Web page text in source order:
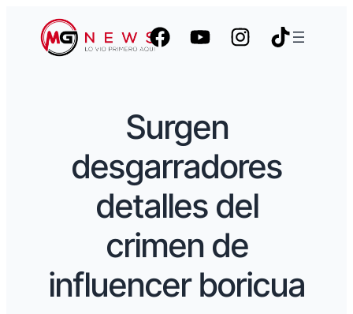
Surgen
desgarradores
detalles del
crimen de
influencer boricua